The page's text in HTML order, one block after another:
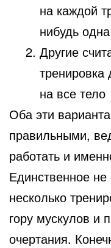
на каждой
нибудь
Другие
на все тело
Оба эти
правильными,
работать и
Единственное не
несколько
гору мускулов и
очертания.